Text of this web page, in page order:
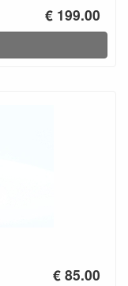
€ 199.00
€ 85.00